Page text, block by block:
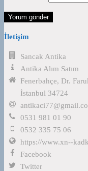
İletişim
Sancak Antika
Antika Alım Satım
Fenerbahçe, Dr.
İstanbul 34724
0531 981 01 90
0532 335 75 06
https://www.xn--
Facebook
Twitter